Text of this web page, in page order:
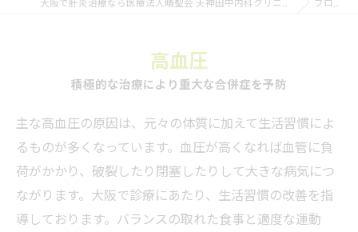
高血圧
積極的な治療により重大な合併症を予防
主な高血圧の原因は、元々の体質に加えて生活習慣によ
るものが多くなっています。血圧が高くなれば血管に負
荷がかかり、破裂したり閉塞したりして大きな病気につ
ながります。大阪で診療にあたり、生活習慣の改善を指
導しております。バランスの取れた食事と適度な運動